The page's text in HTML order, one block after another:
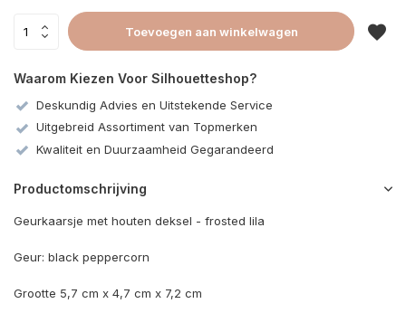
Toevoegen aan winkelwagen
Waarom Kiezen Voor Silhouetteshop?
Deskundig Advies en Uitstekende Service
Uitgebreid Assortiment van Topmerken
Kwaliteit en Duurzaamheid Gegarandeerd
Productomschrijving
Geurkaarsje met houten deksel - frosted lila
Geur: black peppercorn
Grootte 5,7 cm x 4,7 cm x 7,2 cm